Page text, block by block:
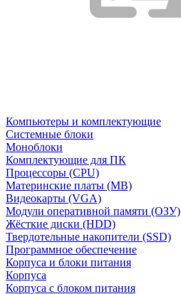
Компьютеры и комплектующие
Системные блоки
Моноблоки
Комплектующие для ПК
Процессоры (CPU)
Материнские платы (MB)
Видеокарты (VGA)
Модули оперативной памяти (ОЗУ)
Жёсткие диски (HDD)
Твердотельные накопители (SSD)
Программное обеспечение
Корпуса и блоки питания
Корпуса
Корпуса с блоком питания